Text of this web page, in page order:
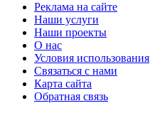
Реклама на сайте
Наши услуги
Наши проекты
О нас
Условия использования
Связаться с нами
Карта сайта
Обратная связь